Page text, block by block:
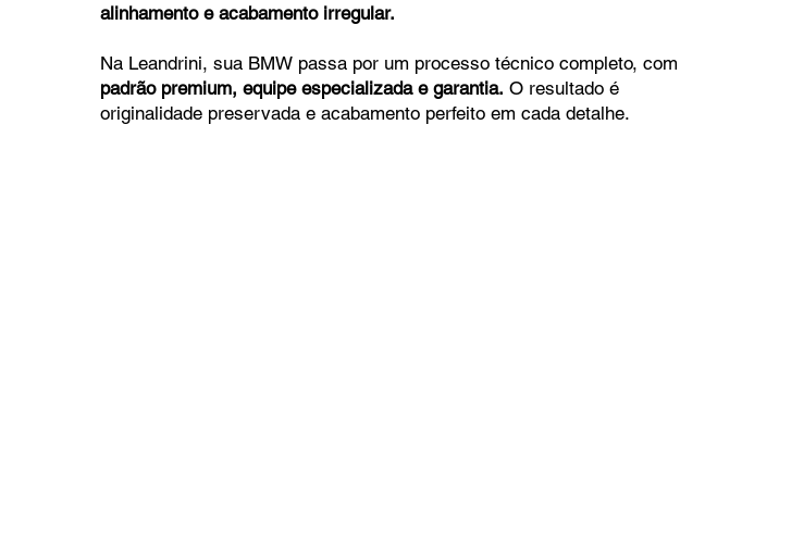
alinhamento e acabamento irregular.
Na Leandrini, sua BMW passa por um processo técnico completo, com
padrão premium, equipe especializada e garantia. O resultado é
originalidade preservada e acabamento perfeito em cada detalhe.